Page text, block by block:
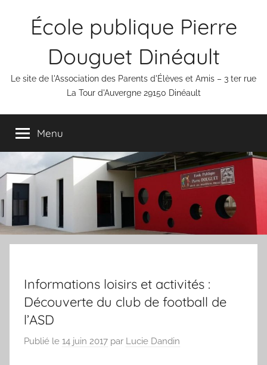
École publique Pierre
Douguet Dinéault
Le site de l'Association des Parents d'Élèves et Amis – 3 ter rue
La Tour d'Auvergne 29150 Dinéault
Menu
Informations loisirs et activités :
Découverte du club de football de
l’ASD
Publié le 14 juin 2017 par Lucie Dandin